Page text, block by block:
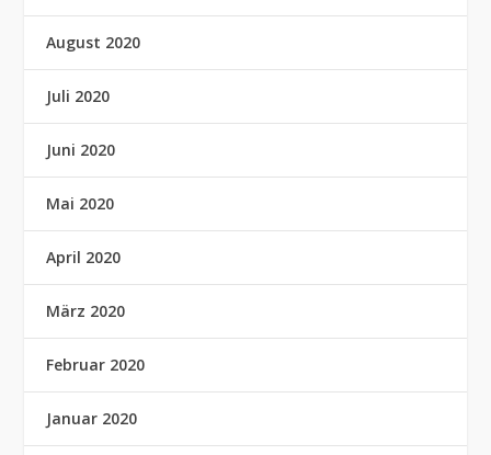
August 2020
Juli 2020
Juni 2020
Mai 2020
April 2020
März 2020
Februar 2020
Januar 2020